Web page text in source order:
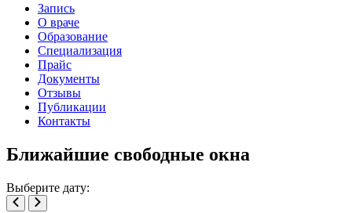
Запись
О враче
Образование
Специализация
Прайс
Документы
Отзывы
Публикации
Контакты
Ближайшие свободные окна
Выберите дату: